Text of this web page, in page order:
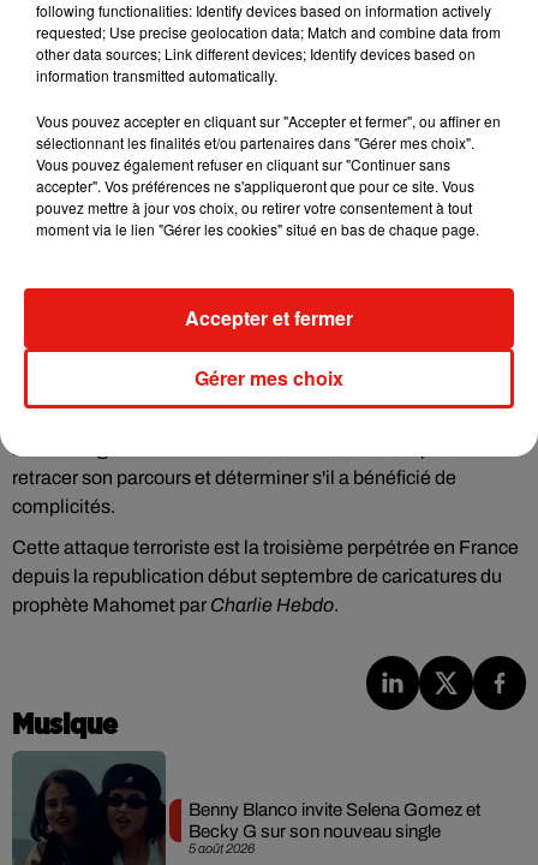
des gens du quartier, des ouvriers, des artisans", a précisé M.
Magamadov. "Ca m'intéresse aussi de savoir comment il est
arrivé là, si quelqu'un lui a montré ou s'il a demandé son
Jeudi matin, à 8h29, il a pénétré dans la basilique Notre-
Dame-de-l'Assomption, dans le centre-ville. Là, il a égorgé
une femme de 60 ans, Nadine Devillers, et le sacristain,
Vincent Loquès, âgé de 55 ans.
Silva, poignardée à plusieurs reprises dans l'édifice, est
décédée dans un restaurant à proximité où elle s'était
réfugiée.
Les enquêteurs comptent notamment sur l'exploitation des
les investigations menées en Tunisie et en Italie pour
retracer son parcours et déterminer s'il a bénéficié de
complicités.
Cette attaque terroriste est la troisième perpétrée en France
depuis la republication début septembre de caricatures du
prophète Mahomet par Charlie Hebdo.
Musique
5 août 2026
Benny Blanco invite Selena Gomez et
Becky G sur son nouveau single
following functionalities: Identify devices based on information actively
requested; Use precise geolocation data; Match and combine data from
other data sources; Link different devices; Identify devices based on
information transmitted automatically.
Vous pouvez accepter en cliquant sur "Accepter et fermer", ou affiner en
sélectionnant les finalités et/ou partenaires dans "Gérer mes choix".
Vous pouvez également refuser en cliquant sur "Continuer sans
accepter". Vos préférences ne s'appliqueront que pour ce site. Vous
pouvez mettre à jour vos choix, ou retirer votre consentement à tout
moment via le lien "Gérer les cookies" situé en bas de chaque page.
Gérer mes choix
Accepter et fermer